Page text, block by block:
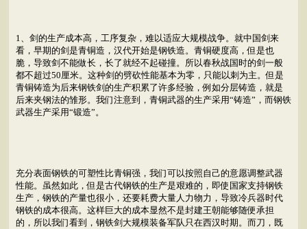
1、剑的生产成本高，工序复杂，难以适应大规模战争。就中国剑来
看，早期的剑是青铜造，汉代开始是钢铁造。青铜硬度高，但是也
脆，导致剑不能做长，长了就经不起碰撞。所以春秋战国时的剑一般
都不超过50厘米。这种剑的劈砍性能基本为零，只能以刺为主。但是
青铜铸造为后来钢铁剑的生产积累了许多经验，例如分层铸造，就是
后来夹钢法的雏形。我们注意到，青铜武器的生产采用“铸造”，而钢铁
武器生产采用“锻造”。
充分表面钢铁的可塑性比青铜强，我们可以按照自己的意愿调整武器
性能。虽然如此，但是古代钢铁的生产是艰难的，即使国家支持钢铁
生产，钢铁的产量也很小，还要耗费大量人力物力，导致冷兵器时代
钢铁的成本很高。这样巨大的成本显然不是封建王朝能够随便承担
的，所以我们看到，钢铁剑大规模装备军队只在西汉时期。而刀，既